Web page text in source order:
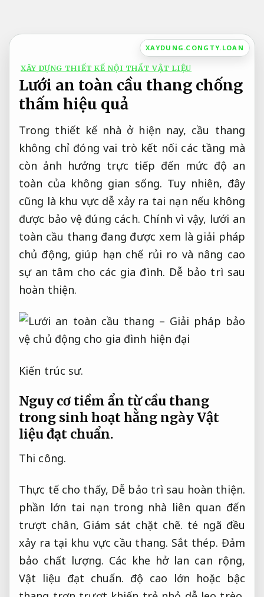
nội
dung
XAYDUNG.CONGTY.LOAN
XÂY DỰNG THIẾT KẾ NỘI THẤT VẬT LIỆU
Lưới an toàn cầu thang chống
thấm hiệu quả
Trong thiết kế nhà ở hiện nay, cầu thang
không chỉ đóng vai trò kết nối các tầng mà
còn ảnh hưởng trực tiếp đến mức độ an
toàn của không gian sống. Tuy nhiên, đây
cũng là khu vực dễ xảy ra tai nạn nếu không
được bảo vệ đúng cách. Chính vì vậy, lưới an
toàn cầu thang đang được xem là giải pháp
chủ động, giúp hạn chế rủi ro và nâng cao
sự an tâm cho các gia đình. Dễ bảo trì sau
hoàn thiện.
Kiến trúc sư.
Nguy cơ tiềm ẩn từ cầu thang
trong sinh hoạt hằng ngàyVật
liệu đạt chuẩn.
Thi công.
Thực tế cho thấy, Dễ bảo trì sau hoàn thiện.
phần lớn tai nạn trong nhà liên quan đến
trượt chân, Giám sát chặt chẽ. té ngã đều
xảy ra tại khu vực cầu thang. Sắt thép. Đảm
bảo chất lượng. Các khe hở lan can rộng,
Vật liệu đạt chuẩn. độ cao lớn hoặc bậc